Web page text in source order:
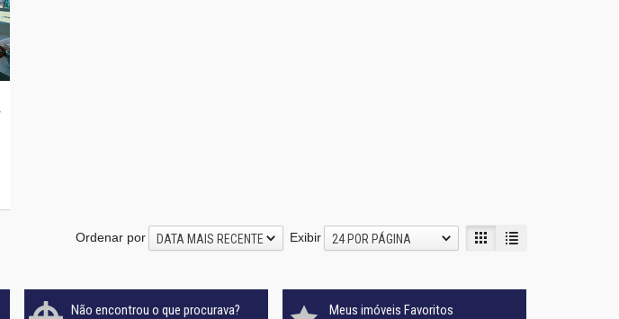
Exibir 24 POR PÁGINA
Ordenar por DATA MAIS RECENTE
Não encontrou o que procurava?
Meus imóveis Favoritos